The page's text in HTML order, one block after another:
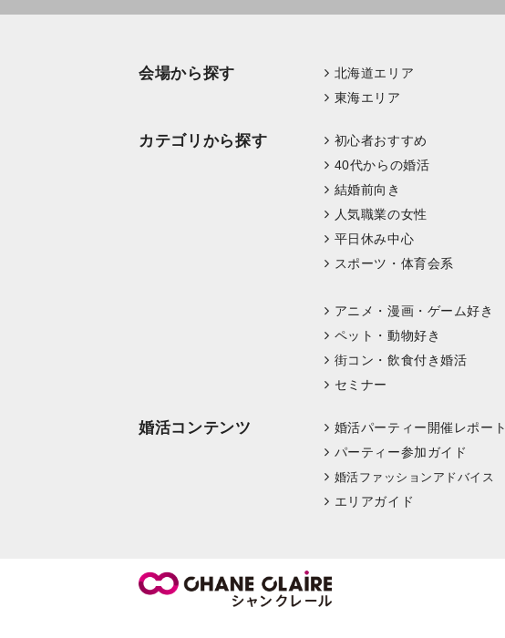
会場から探す 北海道エリア
東海エリア
カテゴリから探す 初心者おすすめ
40代からの婚活
結婚前向き
人気職業の女性
平日休み中心
スポーツ・体育会系
アニメ・漫画・ゲーム好き
ペット・動物好き
街コン・飲食付き婚活
セミナー
婚活コンテンツ 婚活パーティー開催レポート
パーティー参加ガイド
婚活ファッションアドバイス
エリアガイド